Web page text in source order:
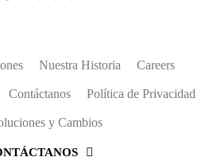
Nuestra Historia Careers
Contáctanos Política de Privacidad
y Cambios